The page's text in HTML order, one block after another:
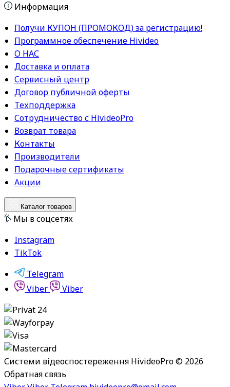
Информация
Получи КУПОН (ПРОМОКОД) за регистрацию!
Программное обеспечение Hivideo
О НАС
Доставка и оплата
Сервисный центр
Договор публичной оферты
Техподдержка
Сотрудничество с HivideoPro
Возврат товара
Контакты
Производители
Подарочные сертификаты
Акции
Каталог товаров
Мы в соцсетях
Instagram
TikTok
Telegram
Viber
Viber
Системи відеоспостереження HivideoPro © 2026
Обратная связь